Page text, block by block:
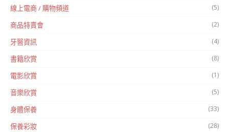
線上電商 / 購物頻道 (5)
商品特賣會 (2)
牙醫資訊 (4)
書籍欣賞 (8)
電影欣賞 (1)
音樂欣賞 (5)
身體保養 (33)
保養彩妝 (28)